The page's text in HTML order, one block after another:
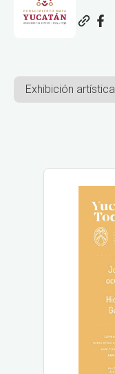
Exhibición artística